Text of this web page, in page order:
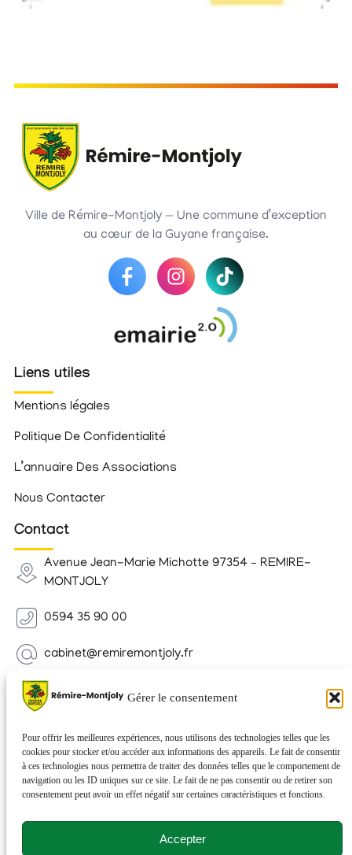
Gérer le consentement
Pour offrir les meilleures expériences, nous utilisons des technologies telles que les
cookies pour stocker et/ou accéder aux informations des appareils. Le fait de consentir
à ces technologies nous permettra de traiter des données telles que le comportement de
navigation ou les ID uniques sur ce site. Le fait de ne pas consentir ou de retirer son
consentement peut avoir un effet négatif sur certaines caractéristiques et fonctions.
Accepter
Ville de Rémire-Montjoly — Une commune d’exception
au cœur de la Guyane française.
Liens utiles
Mentions légales
Politique De Confidentialité
L’annuaire Des Associations
Nous Contacter
Contact
Avenue Jean-Marie Michotte 97354 – REMIRE-
MONTJOLY
0594 35 90 00
cabinet@remiremontjoly.fr
Newsletter
nouvelles de votre commune.